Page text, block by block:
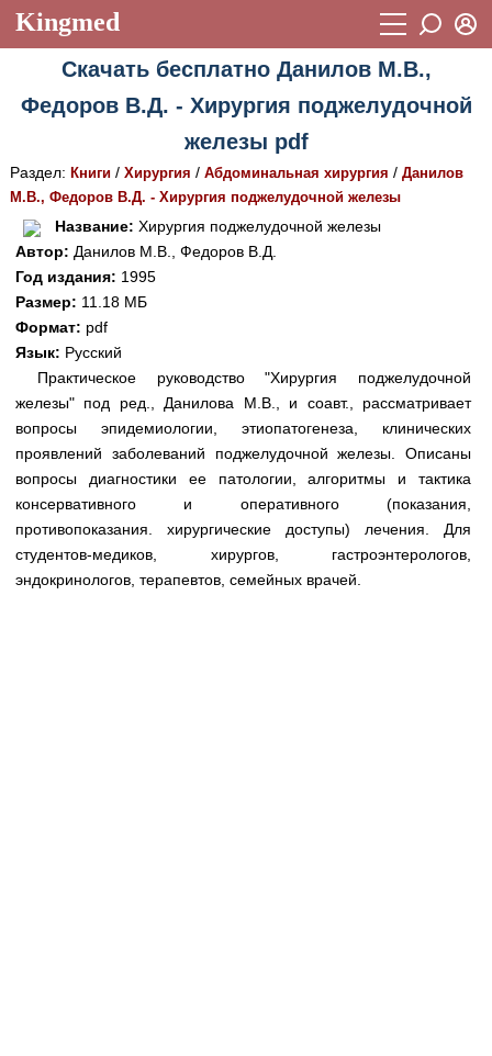
Kingmed
Учебный материал
Видеогалерея 899
Истории болезней 1268
Лекции и презентации 2474
Аккредитационные тесты
Методические рекомендации
Научно-популярное
Новости (244)
Медицинская стандартизация
Нормативы экстренной и неотложной помощи
Нормы лабораторных и инструментальных
Восстановить пароль
Регистрация
Скачать бесплатно Данилов М.В.,
Федоров В.Д. - Хирургия поджелудочной
железы pdf
Раздел: Книги/ Хирургия / Абдоминальная хирургия / Данилов
М.В., Федоров В.Д. - Хирургия поджелудочной железы
Название: Хирургия поджелудочной железы
Автор: Данилов М.В., Федоров В.Д.
Год издания: 1995
Размер: 11.18 МБ
Формат: pdf
Язык: Русский
Практическое руководство "Хирургия поджелудочной
железы" под ред., Данилова М.В., и соавт., рассматривает
вопросы эпидемиологии, этиопатогенеза, клинических
проявлений заболеваний поджелудочной железы. Описаны
вопросы диагностики ее патологии, алгоритмы и тактика
консервативного и оперативного (показания,
противопоказания. хирургические доступы) лечения. Для
студентов-медиков, хирургов, гастроэнтерологов,
эндокринологов, терапевтов, семейных врачей.